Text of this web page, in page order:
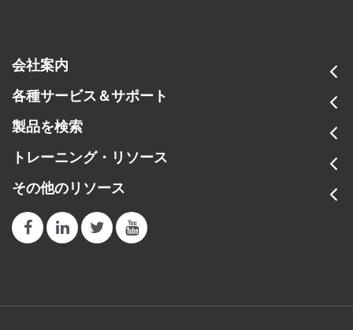
会社案内
各種サービス＆サポート
製品を検索
トレーニング・リソース
その他のリソース